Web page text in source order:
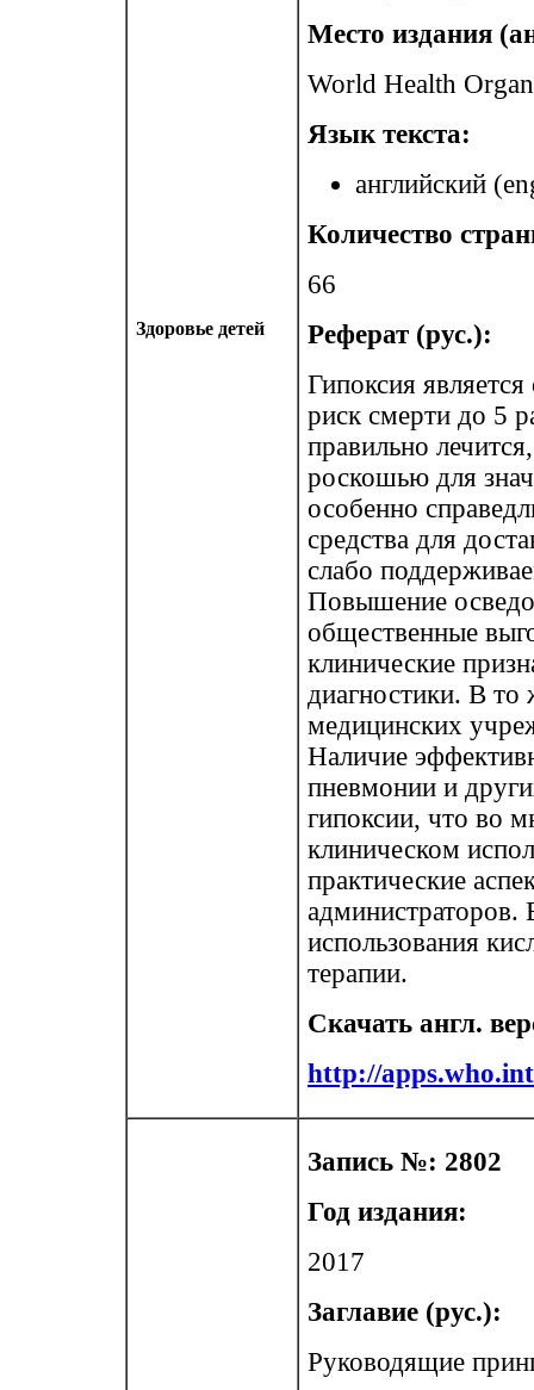
Здоровье детей
Место издания
World Health
Язык текста:
английский
Количество
66
Реферат (рус.):
Гипоксия
риск смерти до 5
правильно
роскошью для
особенно
средства для
слабо
Повышение
общественные
клинические
диагностики. В то
медицинских
Наличие
пневмонии и
гипоксии, что во
клиническом
практические
администраторов.
использования
терапии.
Скачать англ.
http://
Запись №: 2802
Год издания:
2017
Заглавие (рус.):
Руководящие